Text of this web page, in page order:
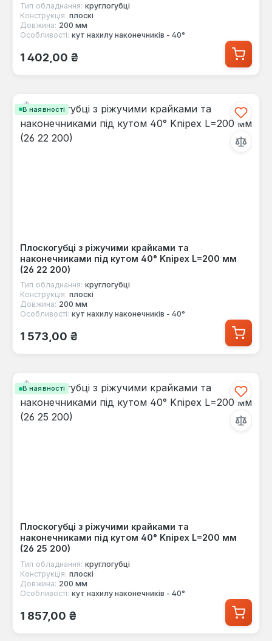
Тип обладнання: круглогубці
Конструкція: плоскі
Довжина: 200 мм
Особливості: кут нахилу наконечників - 40°
Звичайна ціна:
1 402,00 ₴
В наявності
Плоскогубці з ріжучими крайками та
наконечниками під кутом 40° Knipex L=200 мм
(26 22 200)
Тип обладнання: круглогубці
Конструкція: плоскі
Довжина: 200 мм
Особливості: кут нахилу наконечників - 40°
Звичайна ціна:
1 573,00 ₴
В наявності
Плоскогубці з ріжучими крайками та
наконечниками під кутом 40° Knipex L=200 мм
(26 25 200)
Тип обладнання: круглогубці
Конструкція: плоскі
Довжина: 200 мм
Особливості: кут нахилу наконечників - 40°
Звичайна ціна:
1 857,00 ₴